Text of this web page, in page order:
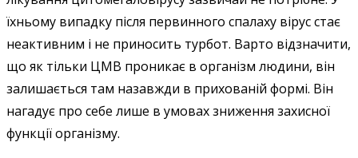
їхньому випадку після первинного спалаху вірус стає
неактивним і не приносить турбот. Варто відзначити,
що як тільки ЦМВ проникає в організм людини, він
залишається там назавжди в прихованій формі. Він
нагадує про себе лише в умовах зниження захисної
функції організму.